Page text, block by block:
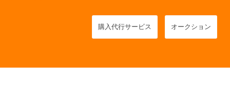
購入代行サービス オークション